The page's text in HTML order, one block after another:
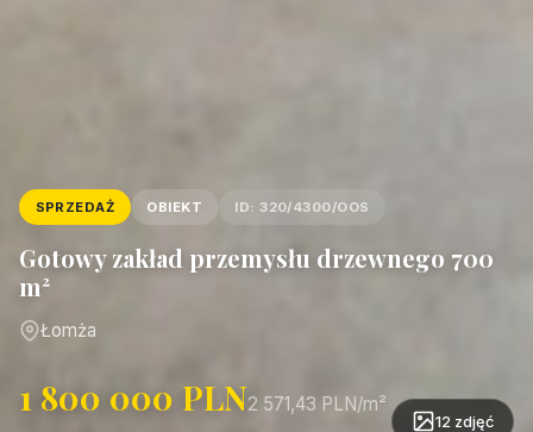
SPRZEDAŻ OBIEKT ID: 320/4300/OOS
Gotowy zakład przemysłu drzewnego 700
m²
Łomża
1 800 000 PLN2 571,43 PLN/m²
12 zdjęć